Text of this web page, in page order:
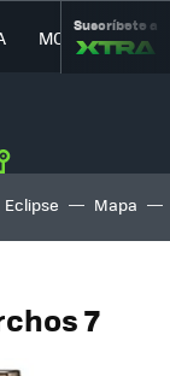
MOVILIDAD
Suscríbete a
Eclipse Mapa
7